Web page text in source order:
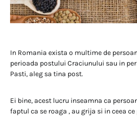
In Romania exista o multime de
perioada postului Craciunului sau in
Pasti, aleg sa tina post.
Ei bine, acest lucru inseamna ca
faptul ca se roaga , au grija si in ceea